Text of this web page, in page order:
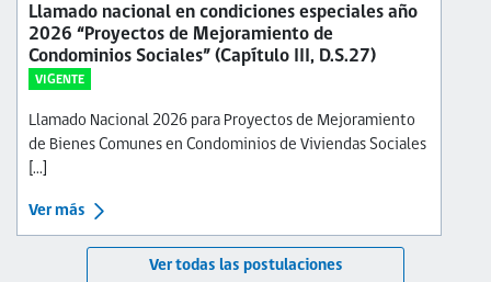
Llamado nacional en condiciones especiales año
2026 “Proyectos de Mejoramiento de
Condominios Sociales” (Capítulo III, D.S.27)
VIGENTE
Llamado Nacional 2026 para Proyectos de Mejoramiento
de Bienes Comunes en Condominios de Viviendas Sociales
[...]
Ver más
Ver todas las postulaciones